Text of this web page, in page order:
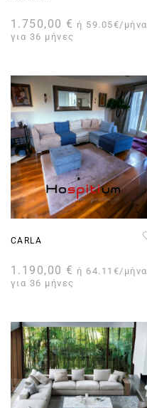
1.750,00 € ή 59.05€/μήνα
για 36 μήνες
CARLA
1.190,00 € ή 64.11€/μήνα
για 36 μήνες